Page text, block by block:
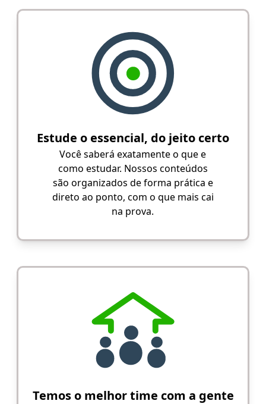
Estude o essencial, do jeito certo
Você saberá exatamente o que e
como estudar. Nossos conteúdos
são organizados de forma prática e
direto ao ponto, com o que mais cai
na prova.
Temos o melhor time com a gente